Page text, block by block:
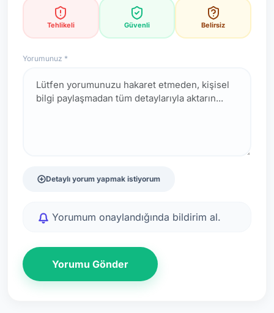
güncellenir.
Tehlikeli Güvenli Belirsiz
Yorumunuz *
Detaylı yorum yapmak istiyorum
Yorumum onaylandığında bildirim al.
Yorumu Gönder